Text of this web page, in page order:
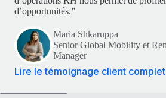
d’opportunités.”
Maria Shkaruppa
Senior Global Mobility et
Manager
Lire le témoignage client complet